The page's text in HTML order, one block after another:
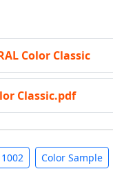
Color Classic
Classic.pdf
Color Sample